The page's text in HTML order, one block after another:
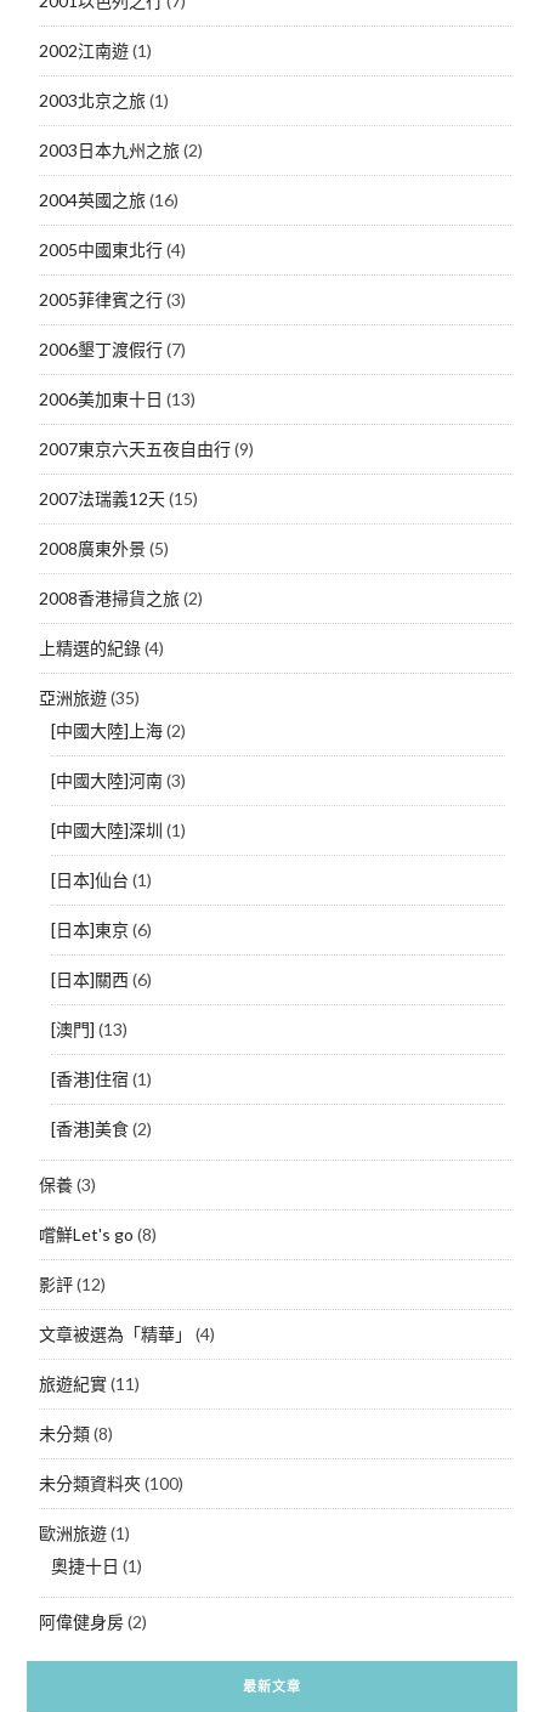
2002江南遊(1)
2003北京之旅(1)
2003日本九州之旅(2)
2004英國之旅(16)
2005中國東北行(4)
2005菲律賓之行(3)
2006墾丁渡假行(7)
2006美加東十日 (13)
2007東京六天五夜自由行(9)
2007法瑞義12天(15)
2008廣東外景(5)
2008香港掃貨之旅(2)
上精選的紀錄(4)
亞洲旅遊(35)
[中國大陸]上海(2)
[中國大陸]河南(3)
[中國大陸]深圳 (1)
[日本]仙台 (1)
[日本]東京(6)
[日本]關西(6)
[澳門] (13)
[香港]住宿 (1)
[香港]美食(2)
保養(3)
嚐鮮Let's go (8)
影評(12)
文章被選為「精華」 (4)
旅遊紀實(11)
未分類(8)
未分類資料夾(100)
歐洲旅遊(1)
奧捷十日 (1)
阿偉健身房(2)
最新文章